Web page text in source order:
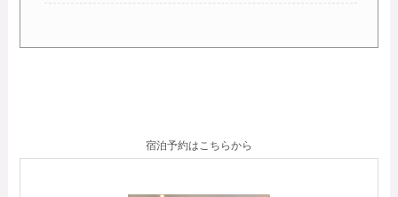
宿泊予約はこちらから